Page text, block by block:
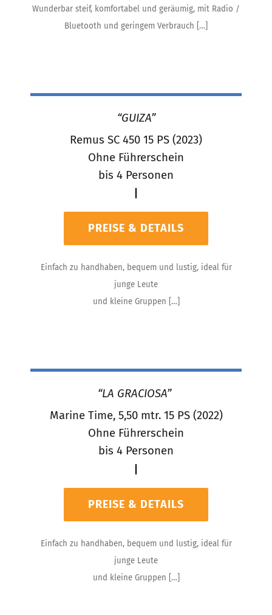
Wunderbar steif, komfortabel und geräumig, mit Radio /
Bluetooth und geringem Verbrauch […]
“GUIZA”
Remus SC 450 15 PS (2023)
Ohne Führerschein
bis 4 Personen
PREISE & DETAILS
Einfach zu handhaben, bequem und lustig, ideal für
junge Leute
und kleine Gruppen […]
“LA GRACIOSA”
Marine Time, 5,50 mtr. 15 PS (2022)
Ohne Führerschein
bis 4 Personen
PREISE & DETAILS
Einfach zu handhaben, bequem und lustig, ideal für
junge Leute
und kleine Gruppen […]